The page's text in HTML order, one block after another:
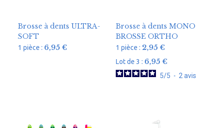
Brosse à dents ULTRA-
SOFT
1 pièce : 6,95€
Brosse à dents MONO
BROSSE ORTHO
1 pièce : 2,95 €
Lot de 3 : 6,95 €
5/5 - 2avis